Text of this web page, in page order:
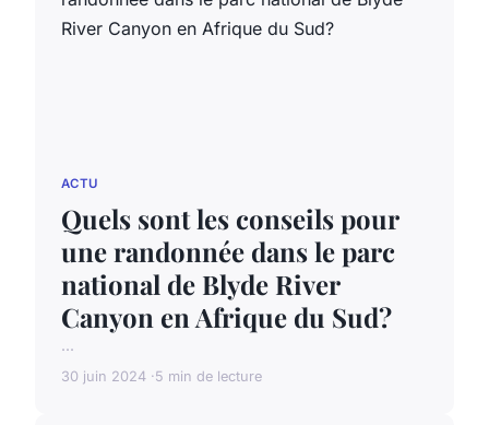
ACTU
Quels sont les conseils pour
une randonnée dans le parc
national de Blyde River
Canyon en Afrique du Sud?
...
30 juin 2024 5 min de lecture